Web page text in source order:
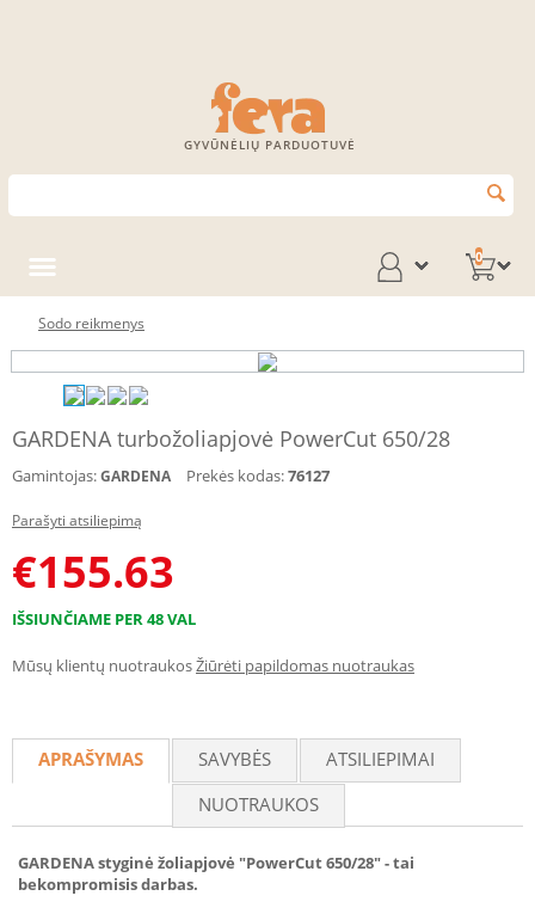
GYVŪNĖLIŲ PARDUOTUVĖ
0
Sodo reikmenys
GARDENA turbožoliapjovė PowerCut 650/28
Gamintojas:GARDENA Prekės kodas:76127
Parašyti atsiliepimą
€155.63
IŠSIUNČIAME PER 48 VAL
Mūsų klientų nuotraukosŽiūrėti papildomas nuotraukas
APRAŠYMAS SAVYBĖS
ATSILIEPIMAI
NUOTRAUKOS
GARDENA styginė žoliapjovė "PowerCut 650/28" - tai
bekompromisis darbas.